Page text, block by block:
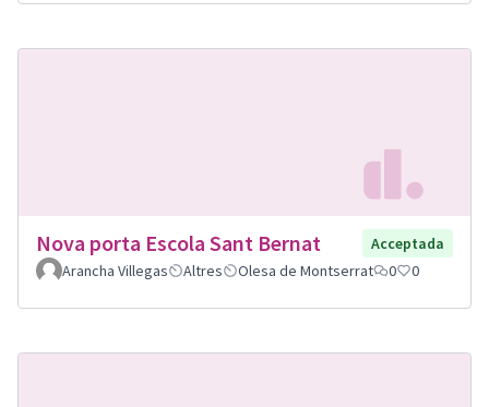
Nova porta Escola Sant Bernat
Acceptada
Arancha Villegas
Altres Olesa de Montserrat 0 0